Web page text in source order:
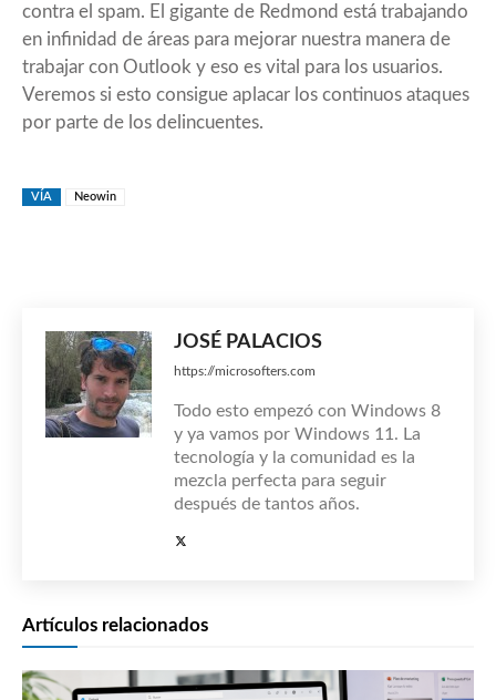
contra el spam. El gigante de Redmond está trabajando
en infinidad de áreas para mejorar nuestra manera de
trabajar con Outlook y eso es vital para los usuarios.
Veremos si esto consigue aplacar los continuos ataques
por parte de los delincuentes.
VÍA Neowin
JOSÉ PALACIOS
https://microsofters.com
Todo esto empezó con Windows 8
y ya vamos por Windows 11. La
tecnología y la comunidad es la
mezcla perfecta para seguir
después de tantos años.
Artículos relacionados